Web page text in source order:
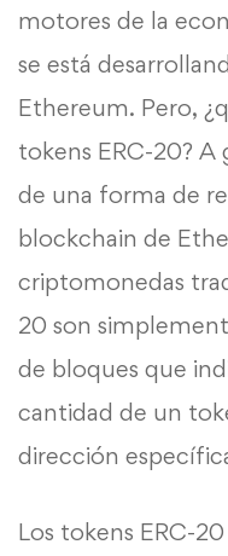
motores de la
se está
Ethereum. Pero,
tokens ERC-20? A
de una forma de
blockchain de
criptomonedas
20 son
de bloques que
cantidad de un
dirección
Los tokens ERC-